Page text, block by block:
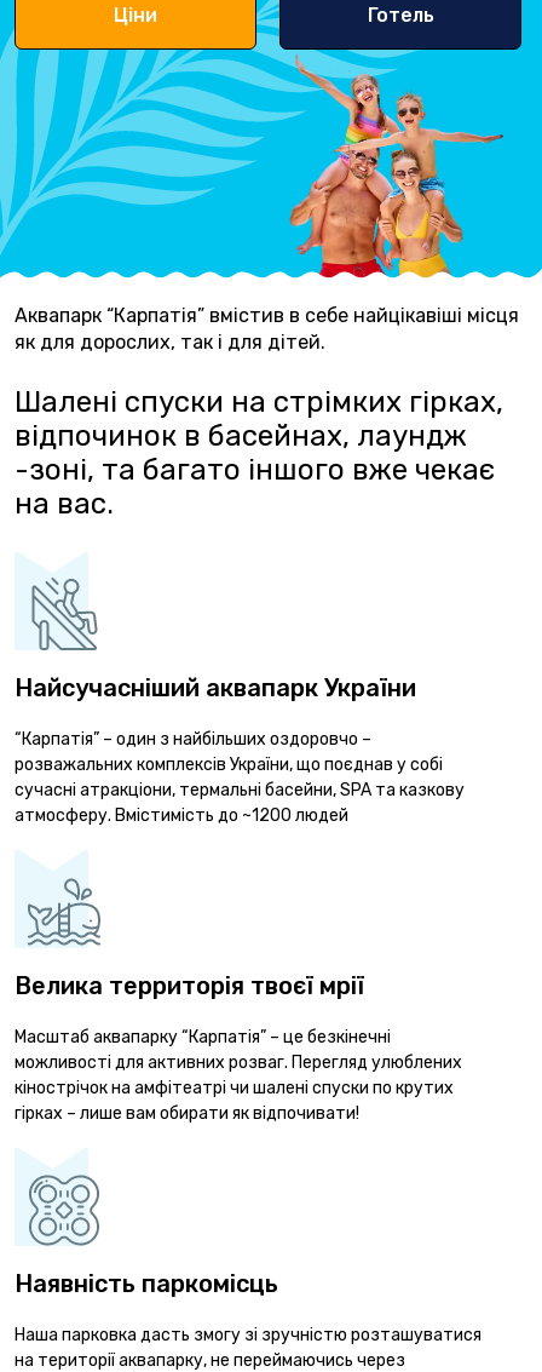
Ціни Готель
Аквапарк “Карпатія” вмістив в себе найцікавіші місця
як для дорослих, так і для дітей.
Шалені спуски на стрімких гірках,
відпочинок в басейнах, лаундж
-зоні, та багато іншого вже чекає
на вас.
Найсучасніший аквапарк України
“Карпатія” – один з найбільших оздоровчо –
розважальних комплексів України, що поєднав у собі
сучасні атракціони, термальні басейни, SPA та казкову
атмосферу. Вмістимість до ~1200 людей
Велика территорія твоєї мрії
Масштаб аквапарку “Карпатія” – це безкінечні
можливості для активних розваг. Перегляд улюблених
кінострічок на амфітеатрі чи шалені спуски по крутих
гірках – лише вам обирати як відпочивати!
Наявність паркомісць
Наша парковка дасть змогу зі зручністю розташуватися
на території аквапарку, не переймаючись через